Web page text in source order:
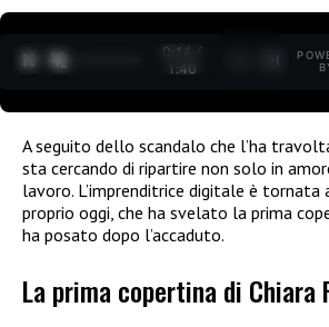
0:15 /
1:40
A seguito dello scandalo che l’ha
sta cercando di ripartire non solo in
lavoro. L’imprenditrice digitale è tornata
proprio oggi, che ha svelato la prima
ha posato dopo l’accaduto.
La prima copertina di Chiara